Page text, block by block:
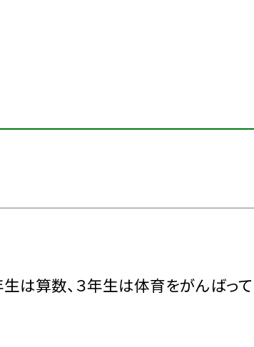
生は算数、３年生は体育をがんばっ